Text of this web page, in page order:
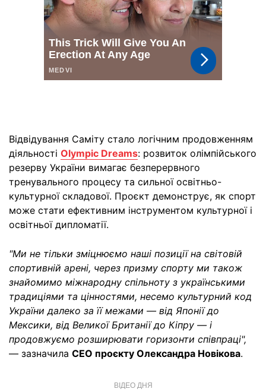
Відвідування Саміту стало логічним продовженням
діяльності Olympic Dreams: розвиток олімпійського
резерву України вимагає безперервного
тренувального процесу та сильної освітньо-
культурної складової. Проєкт демонструє, як спорт
може стати ефективним інструментом культурної і
освітньої дипломатії.
"Ми не тільки зміцнюємо наші позиції на світовій
спортивній арені, через призму спорту ми також
знайомимо міжнародну спільноту з українськими
традиціями та цінностями, несемо культурний код
України далеко за її межами — від Японії до
Мексики, від Великої Британії до Кіпру — і
продовжуємо розширювати горизонти співпраці",
— зазначила CEO проєкту Олександра Новікова.
ВІДЕО ДНЯ